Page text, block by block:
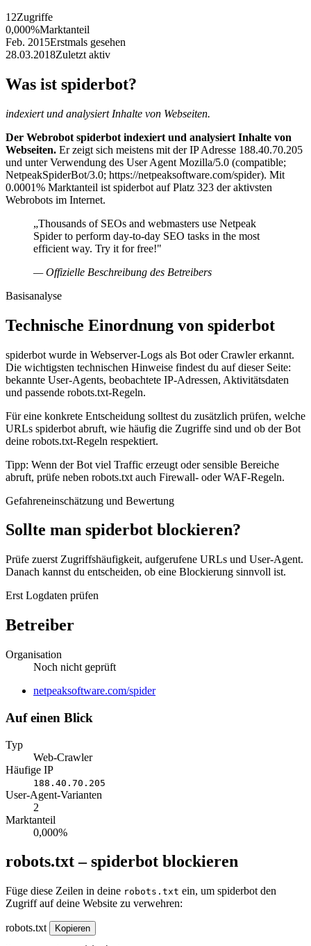
12Zugriffe
0,000%Marktanteil
Feb. 2015Erstmals gesehen
28.03.2018Zuletzt aktiv
Was ist spiderbot?
indexiert und analysiert Inhalte von Webseiten.
Der Webrobot spiderbot indexiert und analysiert Inhalte von
Webseiten. Er zeigt sich meistens mit der IP Adresse 188.40.70.205
und unter Verwendung des User Agent Mozilla/5.0 (compatible;
NetpeakSpiderBot/3.0; https://netpeaksoftware.com/spider). Mit
0.0001% Marktanteil ist spiderbot auf Platz 323 der aktivsten
Webrobots im Internet.
„Thousands of SEOs and webmasters use Netpeak
Spider to perform day-to-day SEO tasks in the most
efficient way. Try it for free!"
— Offizielle Beschreibung des Betreibers
Basisanalyse
Technische Einordnung von spiderbot
spiderbot wurde in Webserver-Logs als Bot oder Crawler erkannt.
Die wichtigsten technischen Hinweise findest du auf dieser Seite:
bekannte User-Agents, beobachtete IP-Adressen, Aktivitätsdaten
und passende robots.txt-Regeln.
Für eine konkrete Entscheidung solltest du zusätzlich prüfen, welche
URLs spiderbot abruft, wie häufig die Zugriffe sind und ob der Bot
deine robots.txt-Regeln respektiert.
Tipp: Wenn der Bot viel Traffic erzeugt oder sensible Bereiche
abruft, prüfe neben robots.txt auch Firewall- oder WAF-Regeln.
Gefahreneinschätzung und Bewertung
Sollte man spiderbot blockieren?
Prüfe zuerst Zugriffshäufigkeit, aufgerufene URLs und User-Agent.
Danach kannst du entscheiden, ob eine Blockierung sinnvoll ist.
Erst Logdaten prüfen
Betreiber
Organisation
Noch nicht geprüft
Website
netpeaksoftware.com/spider
Auf einen Blick
Typ
Web-Crawler
Häufige IP
188.40.70.205
User-Agent-Varianten
2
Marktanteil
0,000%
robots.txt – spiderbot blockieren
Füge diese Zeilen in deine robots.txt ein, um spiderbot den
Zugriff auf deine Website zu verwehren:
robots.txt Kopieren